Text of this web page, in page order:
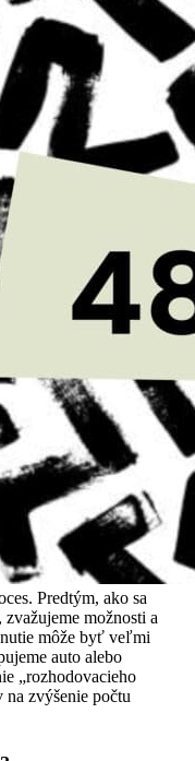
Predtým, ako sa
možnosti a
môže byť veľmi
auto alebo
„rozhodovacieho
na zvýšenie počtu